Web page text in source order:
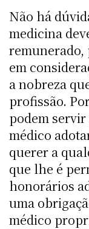
Não há
medicina
em
a nobreza
profissão.
podem
médico
querer a
que lhe é
honorários
uma
médico